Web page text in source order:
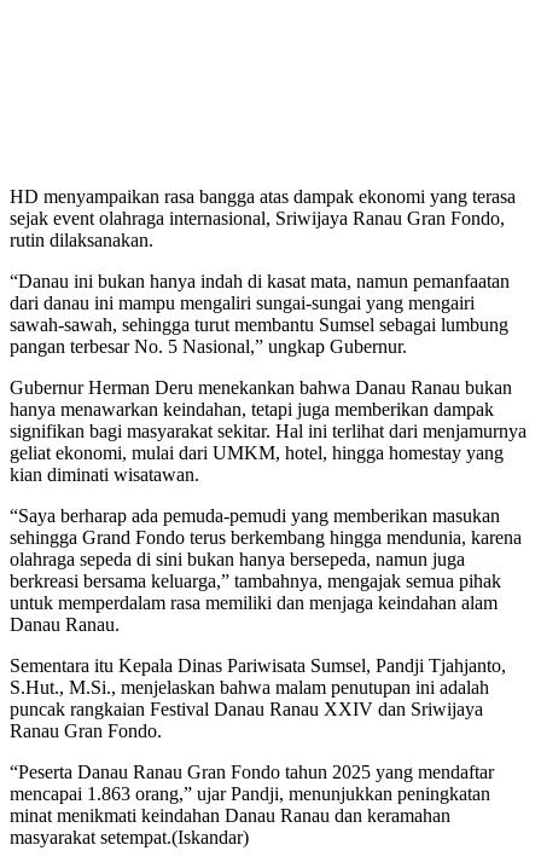
HD menyampaikan rasa bangga atas dampak ekonomi yang terasa
sejak event olahraga internasional, Sriwijaya Ranau Gran Fondo,
rutin dilaksanakan.
“Danau ini bukan hanya indah di kasat mata, namun pemanfaatan
dari danau ini mampu mengaliri sungai-sungai yang mengairi
sawah-sawah, sehingga turut membantu Sumsel sebagai lumbung
pangan terbesar No. 5 Nasional,” ungkap Gubernur.
Gubernur Herman Deru menekankan bahwa Danau Ranau bukan
hanya menawarkan keindahan, tetapi juga memberikan dampak
signifikan bagi masyarakat sekitar. Hal ini terlihat dari menjamurnya
geliat ekonomi, mulai dari UMKM, hotel, hingga homestay yang
kian diminati wisatawan.
“Saya berharap ada pemuda-pemudi yang memberikan masukan
sehingga Grand Fondo terus berkembang hingga mendunia, karena
olahraga sepeda di sini bukan hanya bersepeda, namun juga
berkreasi bersama keluarga,” tambahnya, mengajak semua pihak
untuk memperdalam rasa memiliki dan menjaga keindahan alam
Danau Ranau.
Sementara itu Kepala Dinas Pariwisata Sumsel, Pandji Tjahjanto,
S.Hut., M.Si., menjelaskan bahwa malam penutupan ini adalah
puncak rangkaian Festival Danau Ranau XXIV dan Sriwijaya
Ranau Gran Fondo.
“Peserta Danau Ranau Gran Fondo tahun 2025 yang mendaftar
mencapai 1.863 orang,” ujar Pandji, menunjukkan peningkatan
minat menikmati keindahan Danau Ranau dan keramahan
masyarakat setempat.(Iskandar)